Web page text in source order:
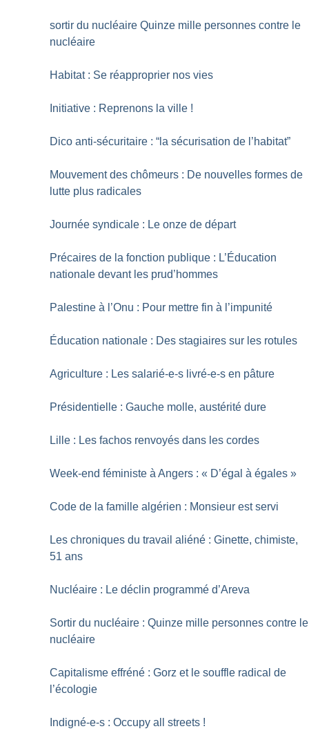
sortir du nucléaire Quinze mille personnes contre le
nucléaire
Habitat : Se réapproprier nos vies
Initiative : Reprenons la ville !
Dico anti-sécuritaire : “la sécurisation de l’habitat”
Mouvement des chômeurs : De nouvelles formes de
lutte plus radicales
Journée syndicale : Le onze de départ
Précaires de la fonction publique : L’Éducation
nationale devant les prud’hommes
Palestine à l’Onu : Pour mettre fin à l’impunité
Éducation nationale : Des stagiaires sur les rotules
Agriculture : Les salarié-e-s livré-e-s en pâture
Présidentielle : Gauche molle, austérité dure
Lille : Les fachos renvoyés dans les cordes
Week-end féministe à Angers : « D’égal à égales »
Code de la famille algérien : Monsieur est servi
Les chroniques du travail aliéné : Ginette, chimiste,
51 ans
Nucléaire : Le déclin programmé d’Areva
Sortir du nucléaire : Quinze mille personnes contre le
nucléaire
Capitalisme effréné : Gorz et le souffle radical de
l’écologie
Indigné-e-s : Occupy all streets !